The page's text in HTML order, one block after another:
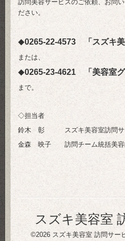
訪問美容サービスのご依頼、お問
ださい。
◆0265-22-4573 「スズキ美
または、
◆0265-23-4621 「美容室グ
まで。
◇担当者
鈴木 彰 スズキ美容室訪問サー
金森 映子 訪問チーム統括美容
スズキ美容室
©2026 スズキ美容室 訪問サー